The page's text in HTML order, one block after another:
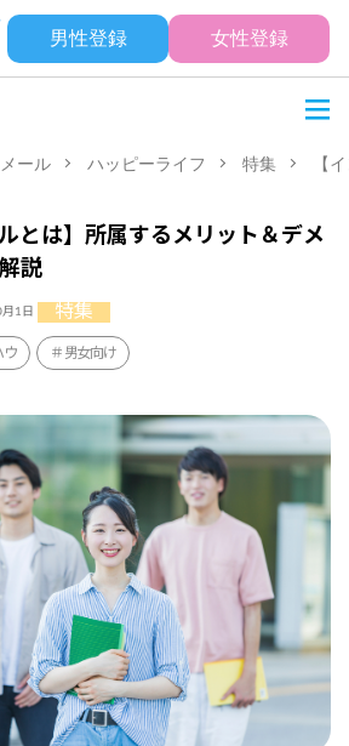
男性登録 女性登録
ール ハッピーライフ 特集 【
とは】所属するメリット＆デメ
説
1日 特集
ウ 男女向け